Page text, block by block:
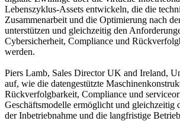
Lebenszyklus-Assets entwickeln, die die
Zusammenarbeit und die Optimierung nach
unterstützen und gleichzeitig den
Cybersicherheit, Compliance und
werden.
Piers Lamb, Sales Director UK and Ireland,
auf, wie die datengestützte
Rückverfolgbarkeit, Compliance und
Geschäftsmodelle ermöglicht und gleichzeitig
der Inbetriebnahme und die langfristige